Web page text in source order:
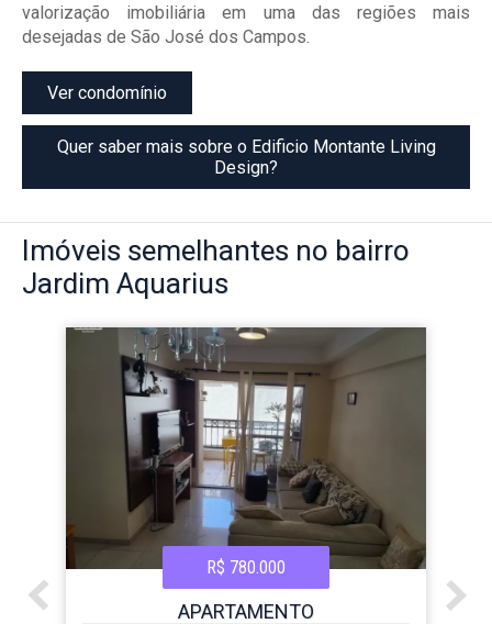
valorização imobiliária em uma das regiões mais
desejadas de São José dos Campos.
Ver condomínio
Quer saber mais sobre o Edificio Montante Living
Design?
Imóveis semelhantes no bairro
Jardim Aquarius
R$ 780.000
APARTAMENTO